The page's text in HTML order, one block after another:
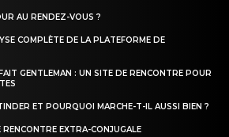
AU RENDEZ-VOUS ?
COMPLÈTE DE LA PLATEFORME DE
GENTLEMAN : UN SITE DE RENCONTRE POUR
ET POURQUOI MARCHE-T-IL AUSSI BIEN ?
RENCONTRE EXTRA-CONJUGALE